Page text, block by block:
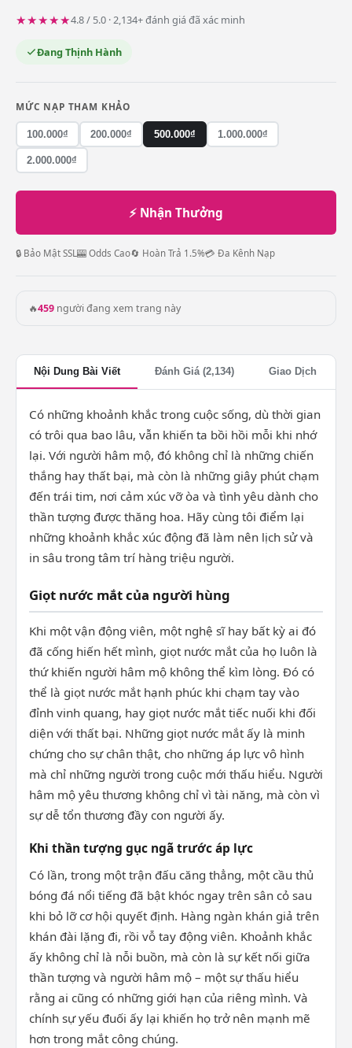
★★★★★4.8 / 5.0 · 2,134+ đánh giá đã xác minh
Đang Thịnh Hành
MỨC NẠP THAM KHẢO
100.000₫ 200.000₫ 500.000₫ 1.000.000₫
2.000.000₫
⚡ Nhận Thưởng
🔒 Bảo Mật SSL🎰 Odds Cao🔄 Hoàn Trả 1.5%💳 Đa Kênh Nạp
🔥459 người đang xem trang này
Nội Dung Bài Viết Đánh Giá (2,134) Giao Dịch
Có những khoảnh khắc trong cuộc sống, dù thời gian
có trôi qua bao lâu, vẫn khiến ta bồi hồi mỗi khi nhớ
lại. Với người hâm mộ, đó không chỉ là những chiến
thắng hay thất bại, mà còn là những giây phút chạm
đến trái tim, nơi cảm xúc vỡ òa và tình yêu dành cho
thần tượng được thăng hoa. Hãy cùng tôi điểm lại
những khoảnh khắc xúc động đã làm nên lịch sử và
in sâu trong tâm trí hàng triệu người.
Giọt nước mắt của người hùng
Khi một vận động viên, một nghệ sĩ hay bất kỳ ai đó
đã cống hiến hết mình, giọt nước mắt của họ luôn là
thứ khiến người hâm mộ không thể kìm lòng. Đó có
thể là giọt nước mắt hạnh phúc khi chạm tay vào
đỉnh vinh quang, hay giọt nước mắt tiếc nuối khi đối
diện với thất bại. Những giọt nước mắt ấy là minh
chứng cho sự chân thật, cho những áp lực vô hình
mà chỉ những người trong cuộc mới thấu hiểu. Người
hâm mộ yêu thương không chỉ vì tài năng, mà còn vì
sự dễ tổn thương đầy con người ấy.
Khi thần tượng gục ngã trước áp lực
Có lần, trong một trận đấu căng thẳng, một cầu thủ
bóng đá nổi tiếng đã bật khóc ngay trên sân cỏ sau
khi bỏ lỡ cơ hội quyết định. Hàng ngàn khán giả trên
khán đài lặng đi, rồi vỗ tay động viên. Khoảnh khắc
ấy không chỉ là nỗi buồn, mà còn là sự kết nối giữa
thần tượng và người hâm mộ – một sự thấu hiểu
rằng ai cũng có những giới hạn của riêng mình. Và
chính sự yếu đuối ấy lại khiến họ trở nên mạnh mẽ
hơn trong mắt công chúng.